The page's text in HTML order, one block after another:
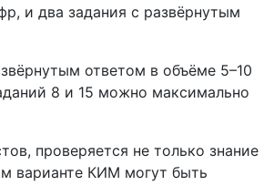
и два задания с развёрнутым
ответом в объёме 5–10
8 и 15 можно максимально
проверяется не только знание
варианте КИМ могут быть